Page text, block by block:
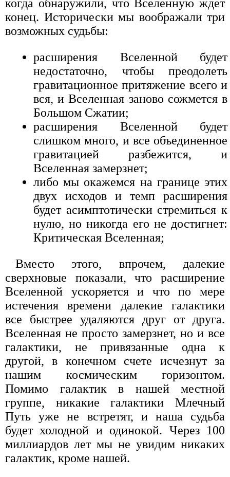
когда обнаружили, что Вселенную ждет
конец. Исторически мы воображали три
возможных судьбы:
расширения Вселенной будет
недостаточно, чтобы преодолеть
гравитационное притяжение всего и
вся, и Вселенная заново сожмется в
Большом Сжатии;
расширения Вселенной будет
слишком много, и все объединенное
гравитацией разбежится, и
Вселенная замерзнет;
либо мы окажемся на границе этих
двух исходов и темп расширения
будет асимптотически стремиться к
нулю, но никогда его не достигнет:
Критическая Вселенная;
Вместо этого, впрочем, далекие
сверхновые показали, что расширение
Вселенной ускоряется и что по мере
истечения времени далекие галактики
все быстрее удаляются друг от друга.
Вселенная не просто замерзнет, но и все
галактики, не привязанные одна к
другой, в конечном счете исчезнут за
нашим космическим горизонтом.
Помимо галактик в нашей местной
группе, никакие галактики Млечный
Путь уже не встретят, и наша судьба
будет холодной и одинокой. Через 100
миллиардов лет мы не увидим никаких
галактик, кроме нашей.